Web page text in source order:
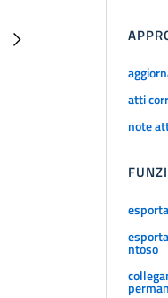
atti
note
esporta
ntoso